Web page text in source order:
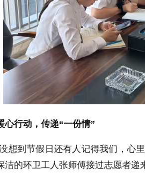
心行动，传递“一份情”
想到节假日还有人记得我们，心
洁的环卫工人张师傅接过志愿者递